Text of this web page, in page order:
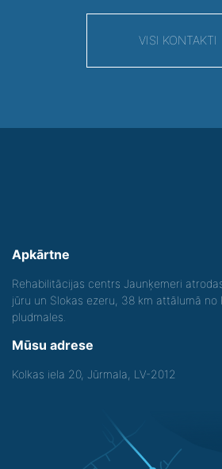
VISI KONTAKTI
Apkārtne
Rehabilitācijas centrs Jaunķemeri
jūru un Slokas ezeru, 38 km attālumā no
pludmales.
Mūsu adrese
Kolkas iela 20, Jūrmala, LV-2012